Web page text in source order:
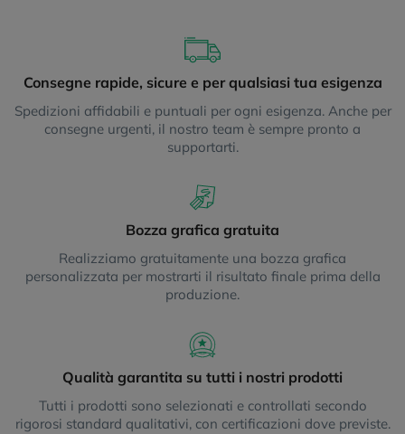
Consegne rapide, sicure e per qualsiasi tua esigenza
Spedizioni affidabili e puntuali per ogni esigenza. Anche per
consegne urgenti, il nostro team è sempre pronto a
supportarti.
Bozza grafica gratuita
Realizziamo gratuitamente una bozza grafica
personalizzata per mostrarti il risultato finale prima della
produzione.
Qualità garantita su tutti i nostri prodotti
Tutti i prodotti sono selezionati e controllati secondo
rigorosi standard qualitativi, con certificazioni dove previste.